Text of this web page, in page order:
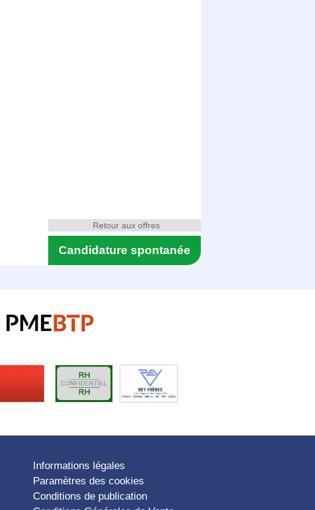
Candidature spontanée
Retour aux offres
Informations légales
Paramètres des cookies
Conditions de publication